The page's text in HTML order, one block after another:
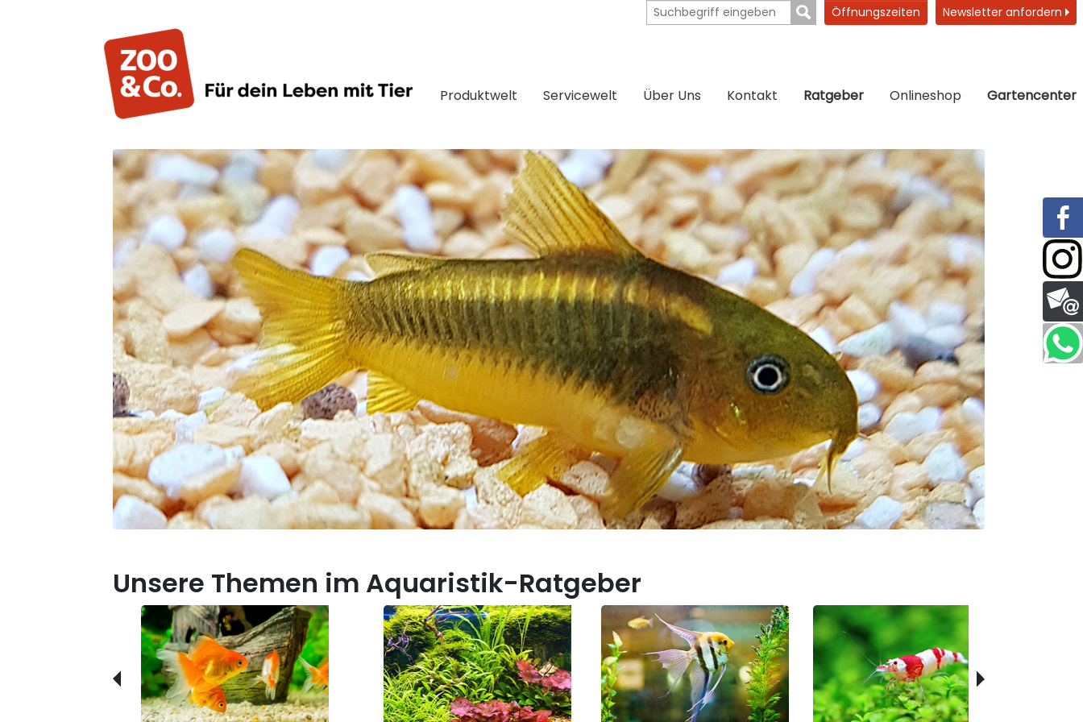
Öffnungszeiten Newsletter anfordern
Produktwelt Servicewelt Über Uns Kontakt Ratgeber Onlineshop Gartencenter
Unsere Themen im Aquaristik-Ratgeber